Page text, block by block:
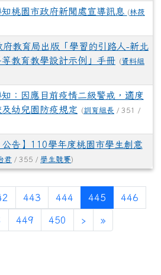
知桃園市政府新聞處宣導訊息 (林筱
府教育局出版「學習的引路人-新北
教育教學設計示例」手冊 (資料組
知：因應目前疫情二級警戒，適度
幼兒園防疫規定
(訓育組長 / 351 /
公告】110學年度桃園市學生創意
君 / 355 / 學生競賽)
443 444 445(current)
446
449 450 › »